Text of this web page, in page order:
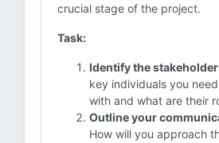
crucial stage of the project.
Task:
Identify the
key individuals you
with and what are their
Outline your
How will you approach